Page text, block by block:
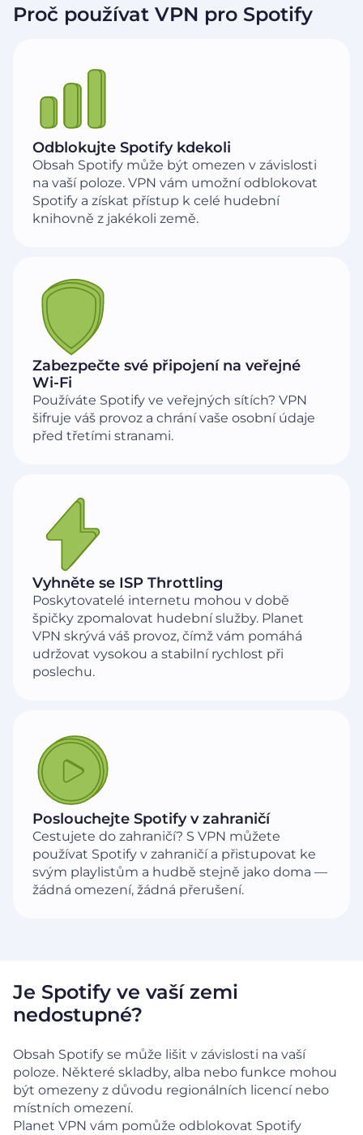
Proč používat VPN pro Spotify
Odblokujte Spotify kdekoli
Obsah Spotify může být omezen v závislosti
na vaší poloze. VPN vám umožní odblokovat
Spotify a získat přístup k celé hudební
knihovně z jakékoli země.
Zabezpečte své připojení na veřejné
Wi-Fi
Používáte Spotify ve veřejných sítích? VPN
šifruje váš provoz a chrání vaše osobní údaje
před třetími stranami.
Vyhněte se ISP Throttling
Poskytovatelé internetu mohou v době
špičky zpomalovat hudební služby. Planet
VPN skrývá váš provoz, čímž vám pomáhá
udržovat vysokou a stabilní rychlost při
poslechu.
Poslouchejte Spotify v zahraničí
Cestujete do zahraničí? S VPN můžete
používat Spotify v zahraničí a přistupovat ke
svým playlistům a hudbě stejně jako doma —
žádná omezení, žádná přerušení.
Je Spotify ve vaší zemi
nedostupné?
Obsah Spotify se může lišit v závislosti na vaší
poloze. Některé skladby, alba nebo funkce mohou
být omezeny z důvodu regionálních licencí nebo
místních omezení.
Planet VPN vám pomůže odblokovat Spotify